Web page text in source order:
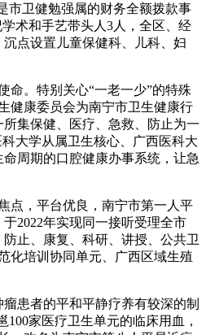
市卫健勉强属的财务全额拨款事
术和手艺带头人3人，全区、经
点设置儿童保健科、儿科、妇
。特别关心“一老一少”的特殊
健康委员会为南宁市卫生健康行
集保健、医疗、急救、防止为一
大学从属卫生核心、广西医科大
周期的口腔健康办事系统，让急
点，平台优良，南宁市第一人平
2022年实现同一接听受理全市
止、康复、科研、讲授、公共卫
化培训协同单元、广西区域生殖
患者的平和平静疗养有较深的制
家医疗卫生单元的临床用血，